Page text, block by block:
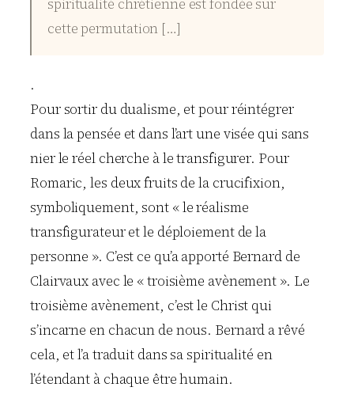
spiritualité chrétienne est fondée sur
cette permutation […]
.
Pour sortir du dualisme, et pour réintégrer
dans la pensée et dans l’art une visée qui sans
nier le réel cherche à le transfigurer. Pour
Romaric, les deux fruits de la crucifixion,
symboliquement, sont « le réalisme
transfigurateur et le déploiement de la
personne ». C’est ce qu’a apporté Bernard de
Clairvaux avec le « troisième avènement ». Le
troisième avènement, c’est le Christ qui
s’incarne en chacun de nous. Bernard a rêvé
cela, et l’a traduit dans sa spiritualité en
l’étendant à chaque être humain.